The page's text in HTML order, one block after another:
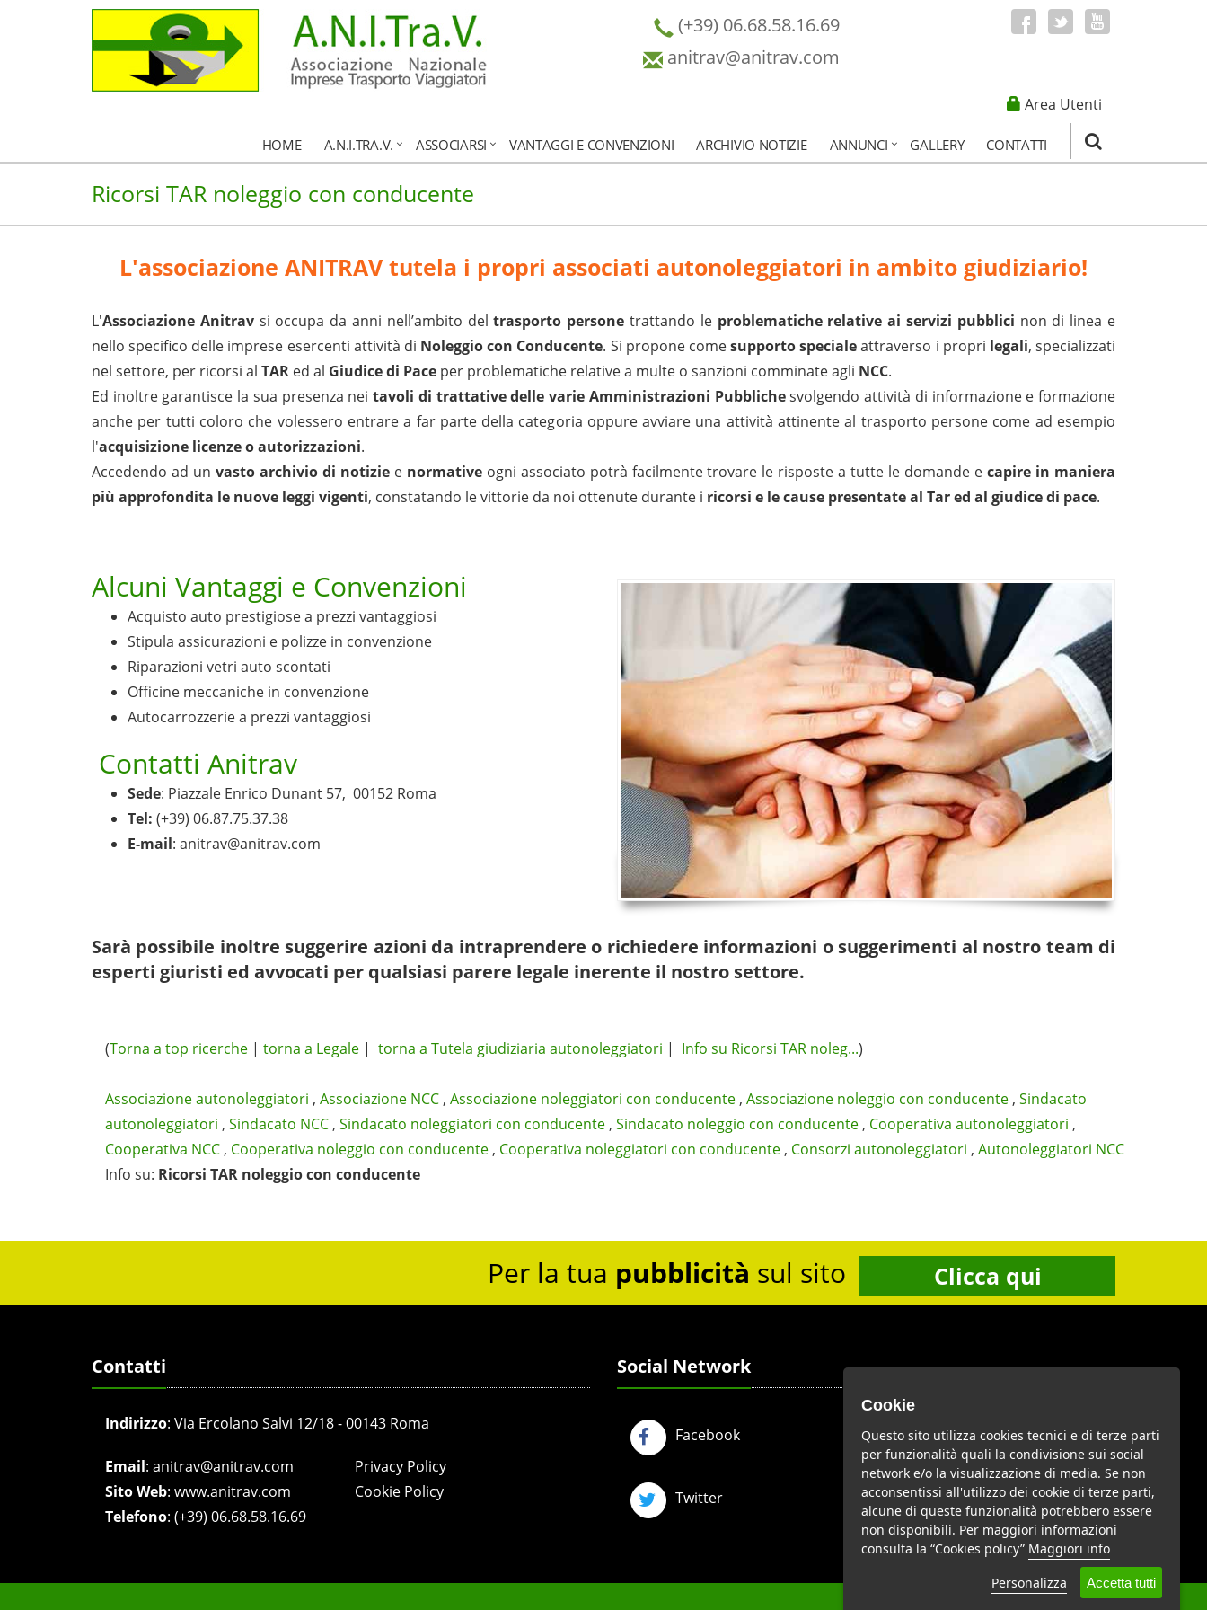
(+39) 06.68.58.16.69
anitrav@anitrav.com
Area Utenti
HOME A.N.I.TRA.V. ASSOCIARSI VANTAGGI E CONVENZIONI ARCHIVIO NOTIZIE ANNUNCI GALLERY CONTATTI
Ricorsi TAR noleggio con conducente
L'associazione ANITRAV tutela i propri associati autonoleggiatori in ambito giudiziario!
L'Associazione Anitravsi occupa da anni nell’ambito deltrasporto persone trattando le problematiche relative ai servizi pubblici non di linea e
nello specifico delle imprese esercenti attività di Noleggio con Conducente. Si propone comesupporto specialeattraverso i propri legali, specializzati
nel settore, per ricorsi al TAR ed al Giudice di Pace per problematiche relative a multe o sanzioni comminate agli NCC.
Ed inoltre garantisce la sua presenza neitavoli di trattative delle varie Amministrazioni Pubblichesvolgendo attività di informazione e formazione
anche per tutti coloro che volessero entrare a far parte della categoria oppure avviare una attività attinente al trasporto persone come ad esempio
l'acquisizione licenze o autorizzazioni.
Accedendo ad un vasto archivio di notiziee normative ogni associato potrà facilmente trovare le risposte a tutte le domande e capire in maniera
più approfondita le nuove leggi vigenti, constatando le vittorie da noi ottenute durante i ricorsi e le cause presentate al Tar ed al giudice di pace.
Alcuni Vantaggi e Convenzioni
Acquisto auto prestigiose a prezzi vantaggiosi
Stipula assicurazioni e polizze in convenzione
Riparazioni vetri auto scontati
Officine meccaniche in convenzione
Autocarrozzerie a prezzi vantaggiosi
Contatti Anitrav
Sede: Piazzale Enrico Dunant 57, 00152 Roma
Tel: (+39) 06.87.75.37.38
E-mail: anitrav@anitrav.com
Sarà possibile inoltre suggerire azioni da intraprendere o richiedere informazioni o suggerimenti al nostro team di
esperti giuristi ed avvocati per qualsiasi parere legale inerente il nostro settore.
(Torna a top ricerche | torna a Legale | torna a Tutela giudiziaria autonoleggiatori | Info su Ricorsi TAR noleg...)
Associazione autonoleggiatori , Associazione NCC , Associazione noleggiatori con conducente , Associazione noleggio con conducente , Sindacato
autonoleggiatori , Sindacato NCC , Sindacato noleggiatori con conducente , Sindacato noleggio con conducente , Cooperativa autonoleggiatori ,
Cooperativa NCC , Cooperativa noleggio con conducente , Cooperativa noleggiatori con conducente , Consorzi autonoleggiatori , Autonoleggiatori NCC
Info su: Ricorsi TAR noleggio con conducente
Per la tua pubblicità sul sito Clicca qui
Contatti
Indirizzo: Via Ercolano Salvi 12/18 - 00143 Roma
Email: anitrav@anitrav.com
Sito Web: www.anitrav.com
Telefono: (+39) 06.68.58.16.69
Privacy Policy
Cookie Policy
Social Network
Facebook Google Plus
Twitter Youtube
Cookie
Questo sito utilizza cookies tecnici e di terze parti
per funzionalità quali la condivisione sui social
network e/o la visualizzazione di media. Se non
acconsentissi all'utilizzo dei cookie di terze parti,
alcune di queste funzionalità potrebbero essere
non disponibili. Per maggiori informazioni
consulta la “Cookies policy” Maggiori info
Personalizza
Accetta tutti